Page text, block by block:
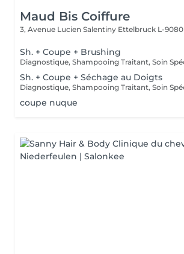
Maud Bis Coiffure
3, Avenue Lucien Salentiny Ettelbruck L-9080
Sh. + Coupe + Brushing
Sh. + Coupe + Séchage au Doigts
coupe nuque